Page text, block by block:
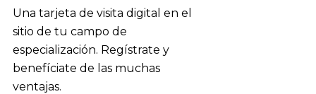
Una tarjeta de visita digital en el
sitio de tu campo de
especialización. Regístrate y
benefíciate de las muchas
ventajas.